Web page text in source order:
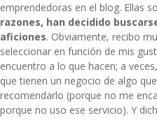
emprendedoras en el blog. Ellas
razones, han decidido
aficiones. Obviamente, recibo
seleccionar en función de mis
encuentro a lo que hacen; a
que tienen un negocio de algo
recomendarlo (porque no me
porque no uso ese servicio). Y